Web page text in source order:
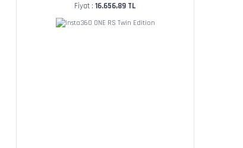
Fiyat : 16.656,89 TL